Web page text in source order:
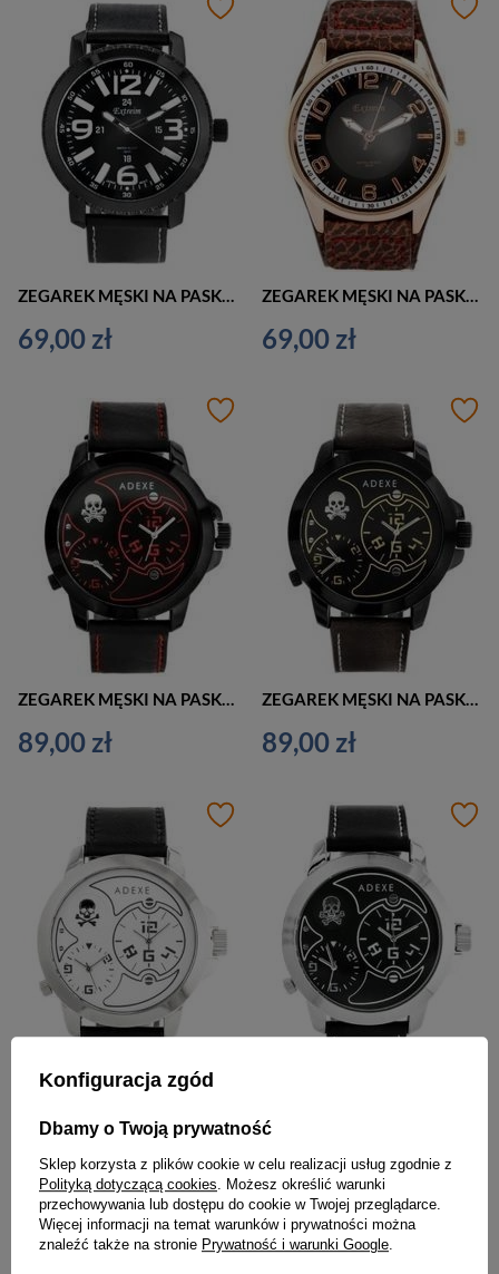
69,00 zł 69,00 zł
ZEGAREK MĘSKI NA PASKU CASUAL ADEXE ADX-1613A-3A (zx082c)
89,00 zł
ZEGAREK MĘSKI NA PASKU CASUAL ADEXE ADX-1613A-4A (zx082d)
89,00 zł
89,00 zł 89,00 zł
PROMOCJA
Konfiguracja zgód
Dbamy o Twoją prywatność
Sklep korzysta z plików cookie w celu realizacji usług zgodnie z
Polityką dotyczącą cookies . Możesz określić warunki
przechowywania lub dostępu do cookie w Twojej przeglądarce.
Więcej informacji na temat warunków i prywatności można
znaleźć także na stronie Prywatność i warunki Google